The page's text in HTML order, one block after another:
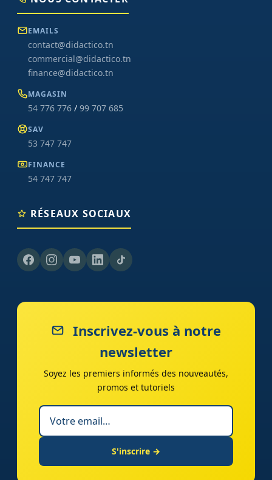
EMAILS
contact@didactico.tn
commercial@didactico.tn
finance@didactico.tn
MAGASIN
54 776 776 / 99 707 685
SAV
53 747 747
FINANCE
54 747 747
RÉSEAUX SOCIAUX
Inscrivez-vous à notre
newsletter
Soyez les premiers informés des nouveautés,
promos et tutoriels
S'inscrire →